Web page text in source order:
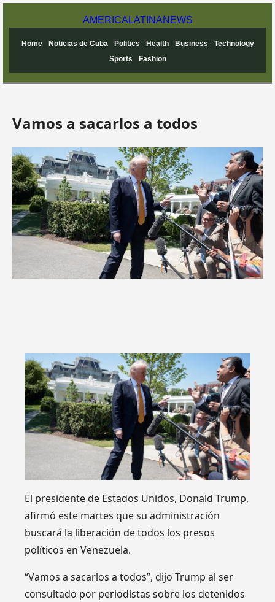
AMERICA LATINANEWS
Home Noticias de Cuba Politics Health Business
Technology
Sports
Fashion
Vamos a sacarlos a todos
El presidente de Estados Unidos, Donald Trump,
afirmó este martes que su administración
buscará la liberación de todos los presos
políticos en Venezuela.
“Vamos a sacarlos a todos”, dijo Trump al ser
consultado por periodistas sobre los detenidos